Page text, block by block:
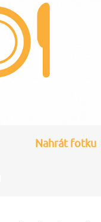
Nahrátfotku